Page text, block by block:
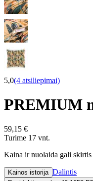
5,0(4 atsiliepimai)
PREMIUM
59,15 €
Turime 17 vnt.
Kaina ir nuolaida gali
Kainos istorija Dalintis